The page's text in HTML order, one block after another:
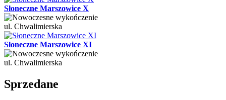
Słoneczne Marszowice X
ul. Chwalimierska
Słoneczne Marszowice XI
ul. Chwalimierska
Sprzedane